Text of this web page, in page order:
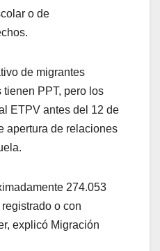
o de
de migrantes
PPT, pero los
ETPV antes del 12 de
apertura de relaciones
274.053
o con
explicó Migración